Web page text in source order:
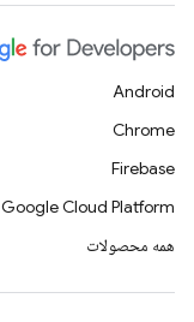
Android
Chrome
Firebase
Google Cloud Platform
همه محصولات